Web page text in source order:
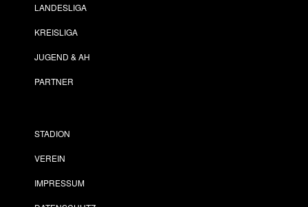
LANDESLIGA
KREISLIGA
JUGEND & AH
PARTNER
STADION
VEREIN
IMPRESSUM